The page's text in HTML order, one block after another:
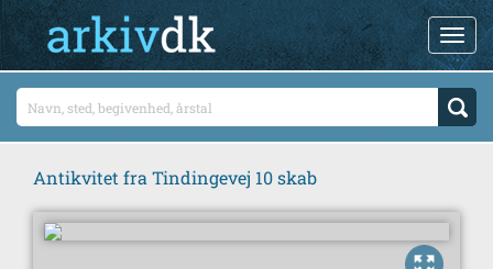
Antikvitet fra Tindingevej 10 skab